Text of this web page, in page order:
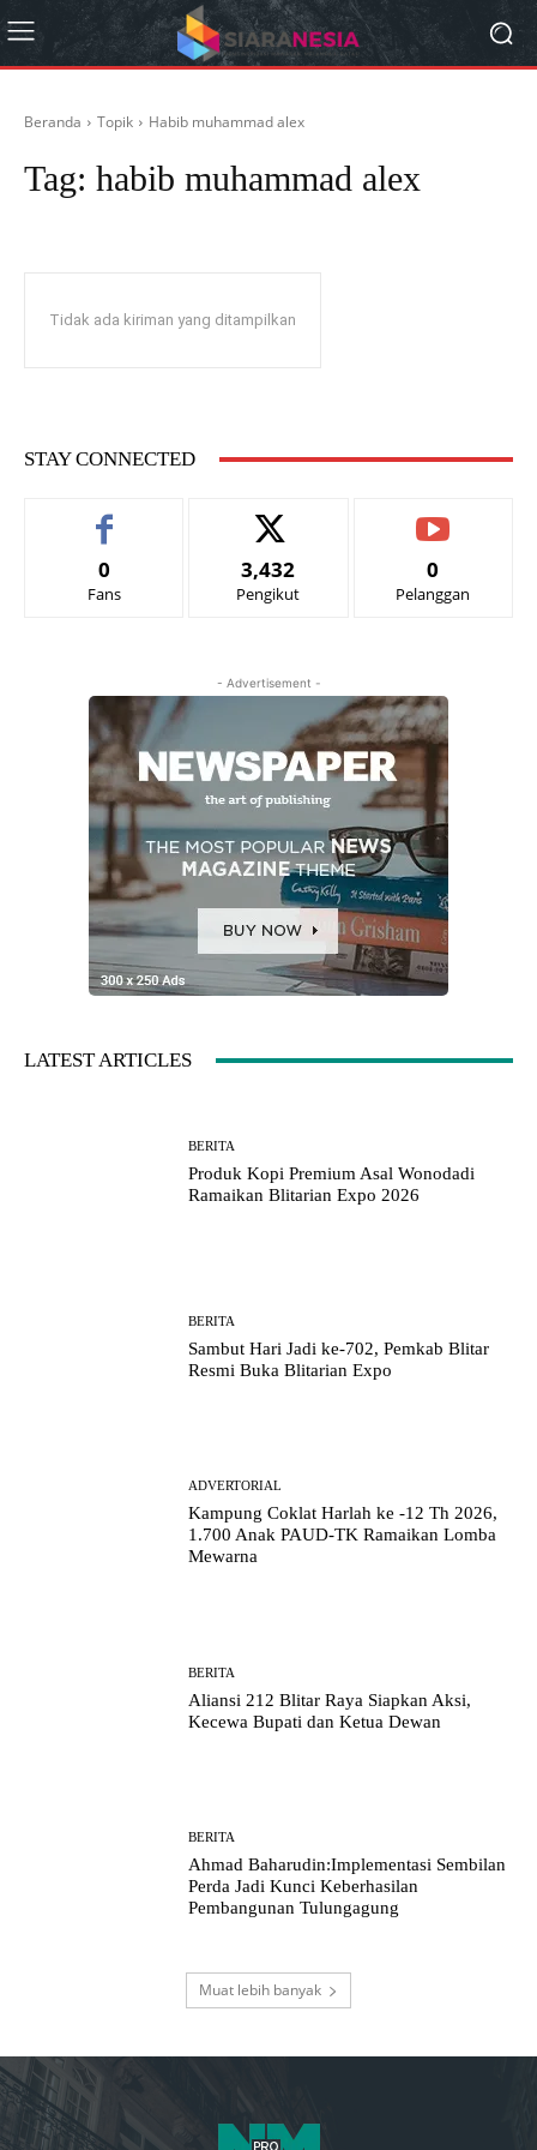
Beranda Topik Habib muhammad alex
Tag: habib muhammad alex
Tidak ada kiriman yang ditampilkan
STAY CONNECTED
0
Fans
3,432
Pengikut
0
Pelanggan
- Advertisement -
LATEST ARTICLES
BERITA
Produk Kopi Premium Asal Wonodadi
Ramaikan Blitarian Expo 2026
BERITA
Sambut Hari Jadi ke-702, Pemkab Blitar
Resmi Buka Blitarian Expo
ADVERTORIAL
Kampung Coklat Harlah ke -12 Th 2026,
1.700 Anak PAUD-TK Ramaikan Lomba
Mewarna
BERITA
Aliansi 212 Blitar Raya Siapkan Aksi,
Kecewa Bupati dan Ketua Dewan
BERITA
Ahmad Baharudin:Implementasi Sembilan
Perda Jadi Kunci Keberhasilan
Pembangunan Tulungagung
Muat lebih banyak